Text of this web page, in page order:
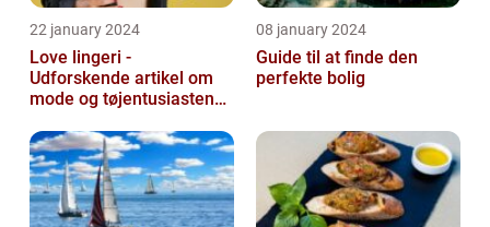
22 january 2024
Love lingeri -
Udforskende artikel om
mode og tøjentusiastens
08 january 2024
Guide til at finde den
perfekte bolig